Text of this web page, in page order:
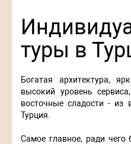
туры в
Богатая архитектура,
высокий уровень
восточные сладости - из
Турция.
Самое главное, ради чего